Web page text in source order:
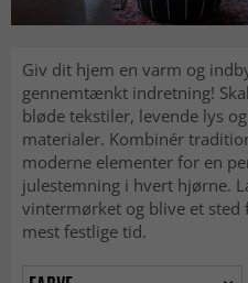
Giv dit hjem en varm og
gennemtænkt indretning!
bløde tekstiler, levende lys
materialer. Kombinér
moderne elementer for en
julestemning i hvert hjørne.
vintermørket og blive et
mest festlige tid.